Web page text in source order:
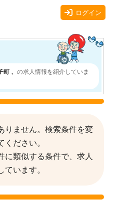
ログイン
、 の求人情報を紹介していま
りません。検索条件を変
ください。
に類似する条件で、求人
ています。